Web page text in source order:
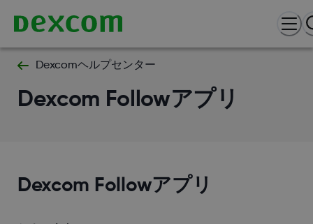
Dexcomヘルプセンター
Dexcom Followアプリ
Dexcom Followアプリ